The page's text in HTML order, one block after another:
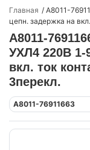
Главная
A8011-
цепн. задержка на
A8011-
УХЛ4 220В 1-
вкл. ток
3перекл.
A8011-76911663